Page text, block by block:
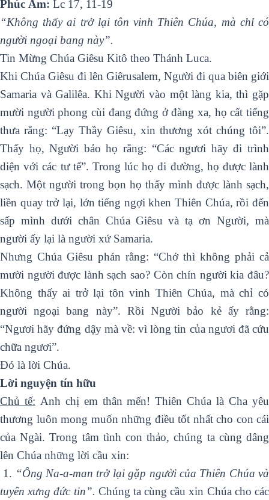
Phúc Âm: Lc 17, 11-19
“Không thấy ai trở lại tôn vinh Thiên Chúa, mà chỉ có
người ngoại bang này”.
Tin Mừng Chúa Giêsu Kitô theo Thánh Luca.
Khi Chúa Giêsu đi lên Giêrusalem, Người đi qua biên giới
Samaria và Galilêa. Khi Người vào một làng kia, thì gặp
mười người phong cùi đang đứng ở đàng xa, họ cất tiếng
thưa rằng: “Lạy Thầy Giêsu, xin thương xót chúng tôi”.
Thấy họ, Người bảo họ rằng: “Các ngươi hãy đi trình
diện với các tư tế”. Trong lúc họ đi đường, họ được lành
sạch. Một người trong bọn họ thấy mình được lành sạch,
liền quay trở lại, lớn tiếng ngợi khen Thiên Chúa, rồi đến
sấp mình dưới chân Chúa Giêsu và tạ ơn Người, mà
người ấy lại là người xứ Samaria.
Nhưng Chúa Giêsu phán rằng: “Chớ thì không phải cả
mười người được lành sạch sao? Còn chín người kia đâu?
Không thấy ai trở lại tôn vinh Thiên Chúa, mà chỉ có
người ngoại bang này”. Rồi Người bảo kẻ ấy rằng:
“Ngươi hãy đứng dậy mà về: vì lòng tin của ngươi đã cứu
chữa ngươi”.
Ðó là lời Chúa.
Lời nguyện tín hữu
Chủ tế: Anh chị em thân mến! Thiên Chúa là Cha yêu
thương luôn mong muốn những điều tốt nhất cho con cái
của Ngài. Trong tâm tình con thảo, chúng ta cùng dâng
lên Chúa những lời cầu xin:
1. “Ông Na-a-man trở lại gặp người của Thiên Chúa và
tuyên xưng đức tin”. Chúng ta cùng cầu xin Chúa cho các